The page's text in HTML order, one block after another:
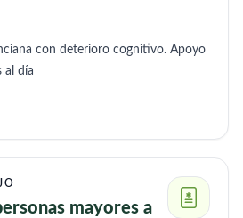
con deterioro cognitivo. Apoyo
al día
mayores a